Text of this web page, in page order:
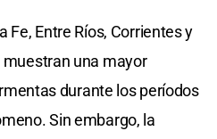
Fe, Entre Ríos, Corrientes y
una mayor
durante los períodos
Sin embargo, la